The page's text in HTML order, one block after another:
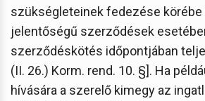
szükségleteinek fedezése
jelentőségű szerződések
szerződéskötés időpontjában
(II. 26.) Korm. rend. 10. §]. Ha
hívására a szerelő kimegy az